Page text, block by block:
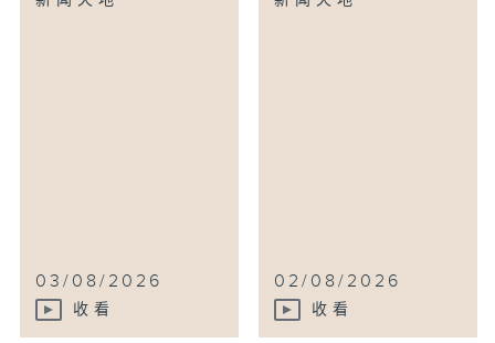
03/08/2026
收看
02/08/2026
收看